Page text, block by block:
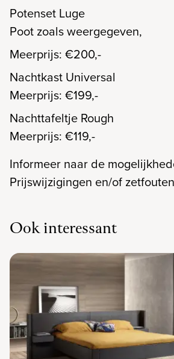
Potenset Luge
Poot zoals weergegeven,
Meerprijs: €200,-
Nachtkast Universal
Meerprijs: €199,-
Nachttafeltje Rough
Meerprijs: €119,-
Informeer naar de
Prijswijzigingen en/of
Ook interessant